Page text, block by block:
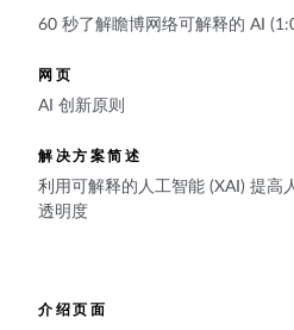
60 秒了解瞻博网络可解释的 AI
网页
AI 创新原则
解决方案简述
利用可解释的人工智能 (XAI) 提高
透明度
介绍页面